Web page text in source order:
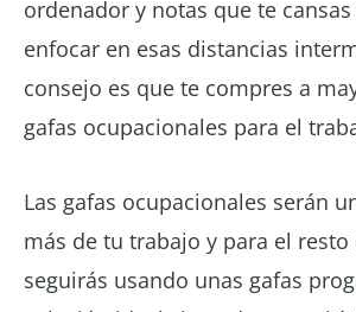
ordenador y notas que te
enfocar en esas distancias
consejo es que te compres a
gafas ocupacionales para el
Las gafas ocupacionales serán
más de tu trabajo y para el resto
seguirás usando unas gafas